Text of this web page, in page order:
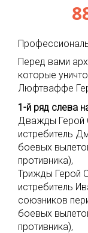
Перед вами
которые
Люфтваффе
1-й ряд слева
Дважды Герой
истребитель
боевых
противника),
Трижды Герой
истребитель
союзников
боевых
противника),